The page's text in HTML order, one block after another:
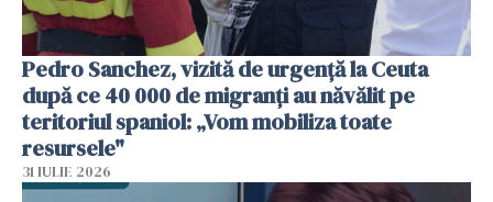
Pedro Sanchez, vizită de urgență la Ceuta
după ce 40 000 de migranți au năvălit pe
teritoriul spaniol: „Vom mobiliza toate
resursele"
31 IULIE 2026